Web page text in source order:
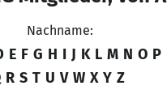
Nachname:
E F G H I J K L M N O P
R S T U V W X Y Z